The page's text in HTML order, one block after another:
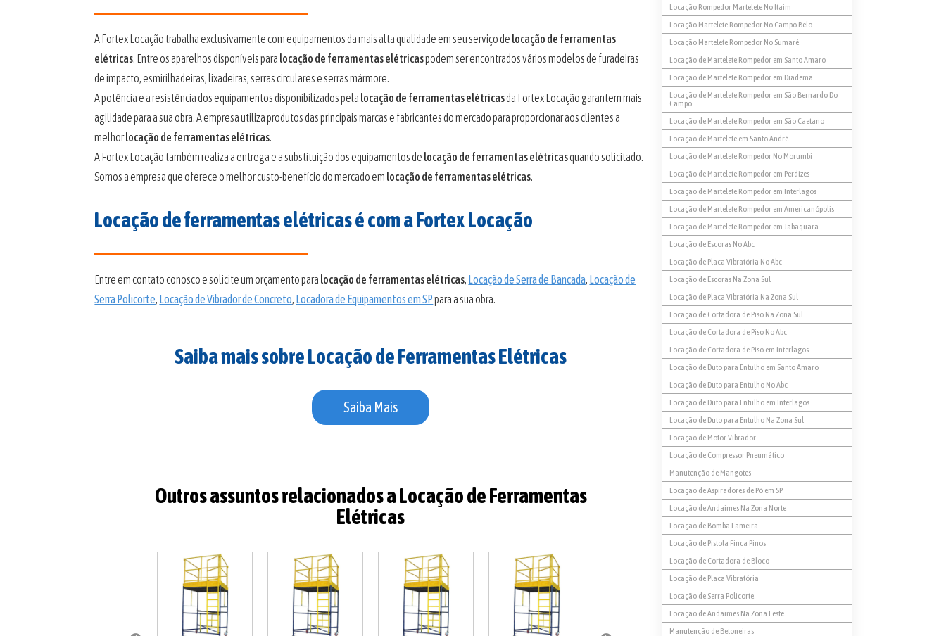
A Fortex Locação trabalha exclusivamente com equipamentos da mais alta qualidade em seu serviço de locação de ferramentas
elétricas. Entre os aparelhos disponíveis para locação de ferramentas elétricaspodem ser encontrados vários modelos de furadeiras
de impacto, esmirilhadeiras, lixadeiras, serras circulares e serras mármore.
A potência e a resistência dos equipamentos disponibilizados pela locação de ferramentas elétricasda Fortex Locação garantem mais
agilidade para a sua obra. A empresa utiliza produtos das principais marcas e fabricantes do mercado para proporcionar aos clientes a
melhorlocação de ferramentas elétricas.
A Fortex Locação também realiza a entrega e a substituição dos equipamentos de locação de ferramentas elétricasquando solicitado.
Somos a empresa que oferece o melhor custo-benefício do mercado em locação de ferramentas elétricas.
Locação de ferramentas elétricas é com a Fortex Locação
Entre em contato conosco e solicite um orçamento para locação de ferramentas elétricas, Locação de Serra de Bancada, Locação de
Serra Policorte, Locação de Vibrador de Concreto, Locadora de Equipamentos em SPpara a sua obra.
Saiba mais sobre Locação de Ferramentas Elétricas
Saiba Mais
Outros assuntos relacionados a Locação de Ferramentas
Elétricas
Locação Rompedor Martelete No Itaim
Locação Martelete Rompedor No Campo Belo
Locação Martelete Rompedor No Sumaré
Locação de Martelete Rompedor em Santo Amaro
Locação de Martelete Rompedor em Diadema
Locação de Martelete Rompedor em São Bernardo Do
Campo
Locação de Martelete Rompedor em São Caetano
Locação de Martelete em Santo André
Locação de Martelete Rompedor No Morumbi
Locação de Martelete Rompedor em Perdizes
Locação de Martelete Rompedor em Interlagos
Locação de Martelete Rompedor em Americanópolis
Locação de Martelete Rompedor em Jabaquara
Locação de Escoras No Abc
Locação de Placa Vibratória No Abc
Locação de Escoras Na Zona Sul
Locação de Placa Vibratória Na Zona Sul
Locação de Cortadora de Piso Na Zona Sul
Locação de Cortadora de Piso No Abc
Locação de Cortadora de Piso em Interlagos
Locação de Duto para Entulho em Santo Amaro
Locação de Duto para Entulho No Abc
Locação de Duto para Entulho em Interlagos
Locação de Duto para Entulho Na Zona Sul
Locação de Motor Vibrador
Locação de Compressor Pneumático
Manutenção de Mangotes
Locação de Aspiradores de Pó em SP
Locação de Andaimes Na Zona Norte
Locação de Bomba Lameira
Locação de Pistola Finca Pinos
Locação de Cortadora de Bloco
Locação de Placa Vibratória
Locação de Serra Policorte
Locação de Andaimes Na Zona Leste
Manutenção de Betoneiras